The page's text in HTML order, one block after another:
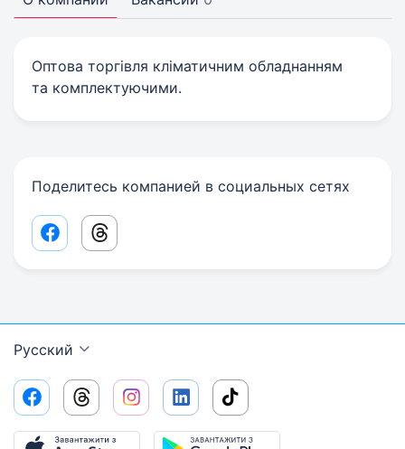
Оптова торгівля кліматичним обладнанням
та комплектуючими.
Поделитесь компанией в социальных сетях
Facebook share link
Threads share link
Русский